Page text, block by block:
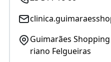
Guimarães
riano Felgueiras